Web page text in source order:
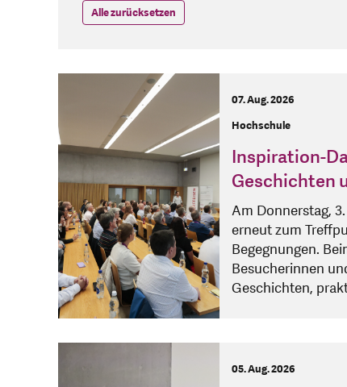
Alle zurücksetzen
07. Aug. 2026
Hochschule
Inspiration-
Geschichten
Am Donnerstag,
erneut zum
Begegnungen.
Besucherinnen
Geschichten,
05. Aug. 2026